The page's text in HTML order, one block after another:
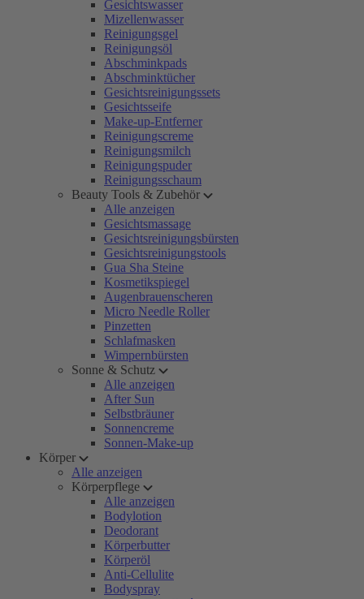
Gesichtswasser
Mizellenwasser
Reinigungsgel
Reinigungsöl
Abschminkpads
Abschminktücher
Gesichtsreinigungssets
Gesichtsseife
Make-up-Entferner
Reinigungscreme
Reinigungsmilch
Reinigungspuder
Reinigungsschaum
Beauty Tools & Zubehör
Alle anzeigen
Gesichtsmassage
Gesichtsreinigungsbürsten
Gesichtsreinigungstools
Gua Sha Steine
Kosmetikspiegel
Augenbrauenscheren
Micro Needle Roller
Pinzetten
Schlafmasken
Wimpernbürsten
Sonne & Schutz
Alle anzeigen
After Sun
Selbstbräuner
Sonnencreme
Sonnen-Make-up
Körper
Alle anzeigen
Körperpflege
Alle anzeigen
Bodylotion
Deodorant
Körperbutter
Körperöl
Anti-Cellulite
Bodyspray